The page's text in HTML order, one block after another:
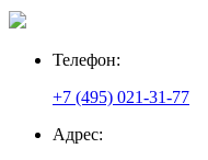
Телефон:
+7 (495) 021-31-77
Адрес: